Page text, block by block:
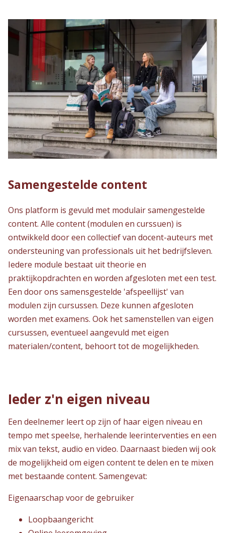
Samengestelde content
Ons platform is gevuld met modulair samengestelde
content. Alle content (modulen en curssuen) is
ontwikkeld door een collectief van docent-auteurs met
ondersteuning van professionals uit het bedrijfsleven.
Iedere module bestaat uit theorie en
praktijkopdrachten en worden afgesloten met een test.
Een door ons samensgestelde 'afspeellijst' van
modulen zijn cursussen. Deze kunnen afgesloten
worden met examens. Ook het samenstellen van eigen
cursussen, eventueel aangevuld met eigen
materialen/content, behoort tot de mogelijkheden.
Ieder z'n eigen niveau
Een deelnemer leert op zijn of haar eigen niveau en
tempo met speelse, herhalende leerinterventies en een
mix van tekst, audio en video. Daarnaast bieden wij ook
de mogelijkheid om eigen content te delen en te mixen
met bestaande content. Samengevat:
Eigenaarschap voor de gebruiker
Loopbaangericht